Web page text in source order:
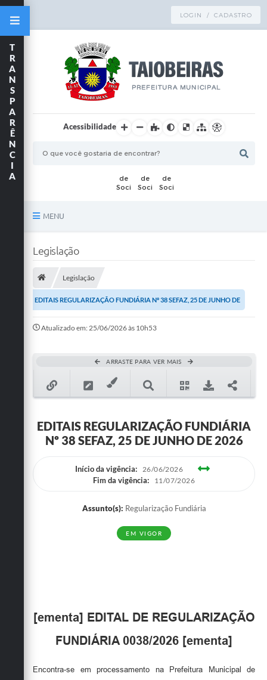
LOGIN / CADASTRO
Acessibilidade
MENU
Publicações
A Prefeitura
Ouvidoria
Legislação
Galeria de Fotos
Galeria de Vídeos
T
R
A
N
S
P
A
R
Ê
N
C
I
A
Legislação
Legislação
EDITAIS REGULARIZAÇÃO FUNDIÁRIA Nº 38 SEFAZ, 25 DE JUNHO DE
Atualizado em: 25/06/2026 às 10h53
ARRASTE PARA VER MAIS
EDITAIS REGULARIZAÇÃO FUNDIÁRIA
Nº 38 SEFAZ, 25 DE JUNHO DE 2026
Início da vigência: 26/06/2026
Fim da vigência: 11/07/2026
Assunto(s): Regularização Fundiária
EM VIGOR
[ementa] EDITAL DE REGULARIZAÇÃO
FUNDIÁRIA 0038/2026 [ementa]
Encontra-se em processamento na Prefeitura Municipal de